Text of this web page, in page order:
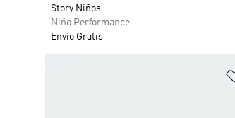
Story Niños
Niño Performance
Envío Gratis